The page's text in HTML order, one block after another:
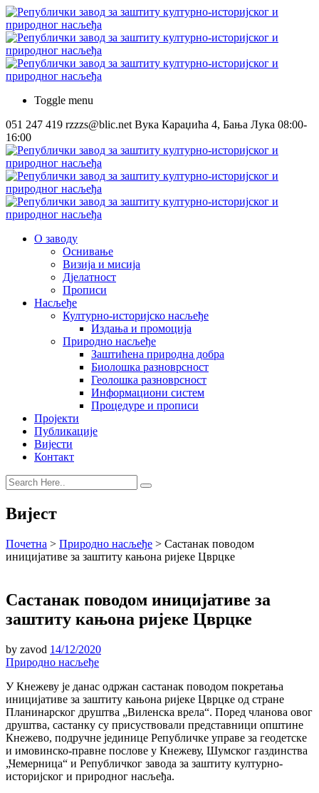
Toggle menu
051 247 419 rzzzs@blic.net Вука Караџића 4, Бања Лука 08:00-
16:00
О заводу
Оснивање
Визија и мисија
Дјелатност
Прописи
Насљеђе
Културно-историјско насљеђе
Издања и промоција
Природно насљеђе
Заштићена природна добра
Биолошка разноврсност
Геолошка разноврсност
Информациони систем
Процедуре и прописи
Пројекти
Публикације
Вијести
Контакт
Вијест
Почетна > Природно насљеђе > Састанак поводом
иницијативе за заштиту кањона ријеке Цврцке
Састанак поводом иницијативе за
заштиту кањона ријеке Цврцке
by zavod 14/12/2020
Природно насљеђе
У Кнежеву је данас одржан састанак поводом покретања
иницијативе за заштиту кањона ријеке Цврцке од стране
Планинарског друштва „Виленска врела“. Поред чланова овог
друштва, састанку су присуствовали представници општине
Кнежево, подручне јединице Републичке управе за геодетске
и имовинско-правне послове у Кнежеву, Шумског газдинства
„Чемерница“ и Републичког завода за заштиту културно-
историјског и природног насљеђа.